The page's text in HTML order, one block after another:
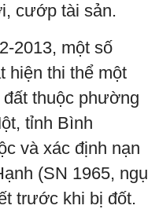
cướp tài sản.
2013, một số
hiện thi thể một
thuộc phường
tỉnh Bình
và xác định nạn
(SN 1965, ngụ
trước khi bị đốt.